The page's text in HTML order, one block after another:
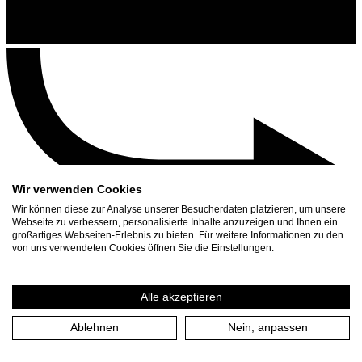
Kontakt
Presse Download
Wir verwenden Cookies
Wir können diese zur Analyse unserer Besucherdaten platzieren, um unsere
Webseite zu verbessern, personalisierte Inhalte anzuzeigen und Ihnen ein
großartiges Webseiten-Erlebnis zu bieten. Für weitere Informationen zu den
von uns verwendeten Cookies öffnen Sie die Einstellungen.
Alle akzeptieren
Ablehnen Nein, anpassen